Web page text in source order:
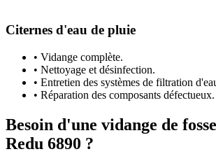
Citernes d'eau de pluie
• Vidange complète.
• Nettoyage et désinfection.
• Entretien des systèmes de filtration
• Réparation des composants défectueux.
Besoin d'une vidange de
Redu 6890 ?